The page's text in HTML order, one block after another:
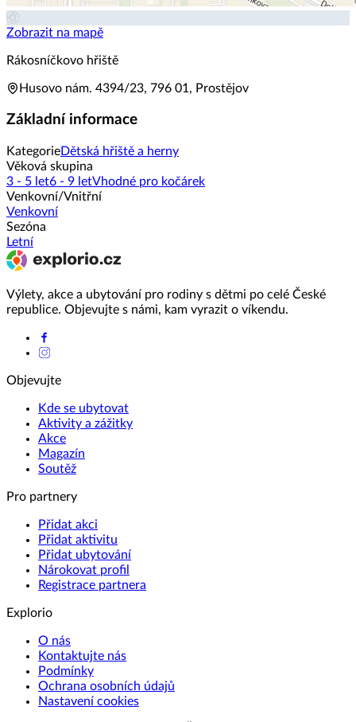
Zobrazit na mapě
Rákosníčkovo hřiště
Husovo nám. 4394/23, 796 01, Prostějov
Základní informace
KategorieDětská hřiště a herny
Věková skupina
3 - 5 let6 - 9 letVhodné pro kočárek
Venkovní/Vnitřní
Venkovní
Sezóna
Letní
Výlety, akce a ubytování pro rodiny s dětmi po celé České
republice. Objevujte s námi, kam vyrazit o víkendu.
Objevujte
Kde se ubytovat
Aktivity a zážitky
Akce
Magazín
Soutěž
Pro partnery
Přidat akci
Přidat aktivitu
Přidat ubytování
Nárokovat profil
Registrace partnera
Explorio
O nás
Kontaktujte nás
Podmínky
Ochrana osobních údajů
Nastavení cookies